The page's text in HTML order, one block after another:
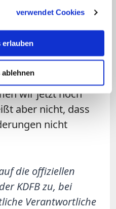
verwendet Cookies
erlauben
lohnt sich auch
Blick. Da gibt es
gute
jetzt möglich ist,
denen wir sagen
wir jetzt noch
aber nicht, dass
nicht
die offiziellen
KDFB zu, bei
Verantwortliche